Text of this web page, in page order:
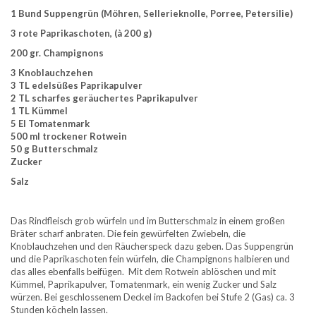
1 Bund Suppengrün (Möhren, Sellerieknolle, Porree, Petersilie)
3 rote Paprikaschoten, (à 200 g)
200 gr. Champignons
3 Knoblauchzehen
3 TL edelsüßes Paprikapulver
2 TL scharfes geräuchertes Paprikapulver
1 TL Kümmel
5 El Tomatenmark
500 ml trockener Rotwein
50 g Butterschmalz
Zucker
Salz
Das Rindfleisch grob würfeln und im Butterschmalz in einem großen
Bräter scharf anbraten. Die fein gewürfelten Zwiebeln, die
Knoblauchzehen und den Räucherspeck dazu geben. Das Suppengrün
und die Paprikaschoten fein würfeln, die Champignons halbieren und
das alles ebenfalls beifügen. Mit dem Rotwein ablöschen und mit
Kümmel, Paprikapulver, Tomatenmark, ein wenig Zucker und Salz
würzen. Bei geschlossenem Deckel im Backofen bei Stufe 2 (Gas) ca. 3
Stunden köcheln lassen.